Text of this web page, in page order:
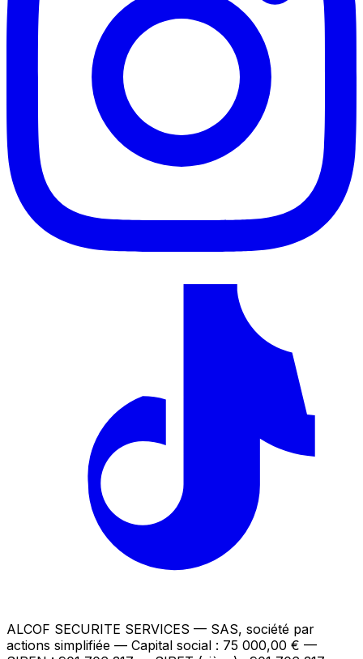
ALCOF SECURITE SERVICES — SAS, société par
actions simplifiée — Capital social : 75 000,00 € —